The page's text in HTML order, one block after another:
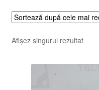
Afișez singurul rezultat